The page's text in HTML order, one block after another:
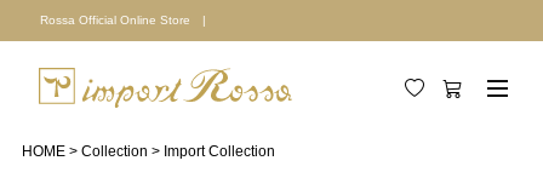
Rossa Official Online Store |
HOME Collection Import Collection